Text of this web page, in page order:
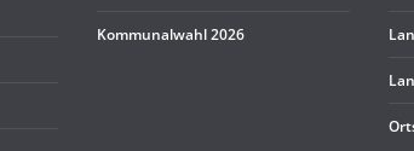
Kom­mu­nal­wahl 2026